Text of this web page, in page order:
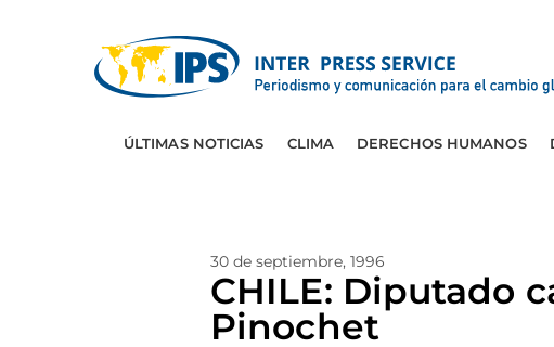
ÚLTIMAS NOTICIAS CLIMA DERECHOS HUMANOS
30 de septiembre, 1996
CHILE: Diputado
Pinochet